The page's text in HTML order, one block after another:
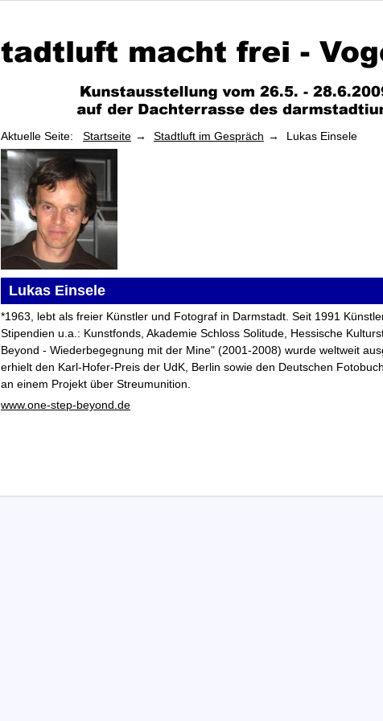
Aktuelle Seite: Startseite Stadtluft im Gespräch Lukas Einsele
Lukas Einsele
*1963, lebt als freier Künstler und Fotograf in Darmstadt. Seit 1991
Stipendien u.a.: Kunstfonds, Akademie Schloss Solitude, Hessische
Beyond - Wiederbegegnung mit der Mine" (2001-2008) wurde weltweit
erhielt den Karl-Hofer-Preis der UdK, Berlin sowie den Deutschen
an einem Projekt über Streumunition.
www.one-step-beyond.de